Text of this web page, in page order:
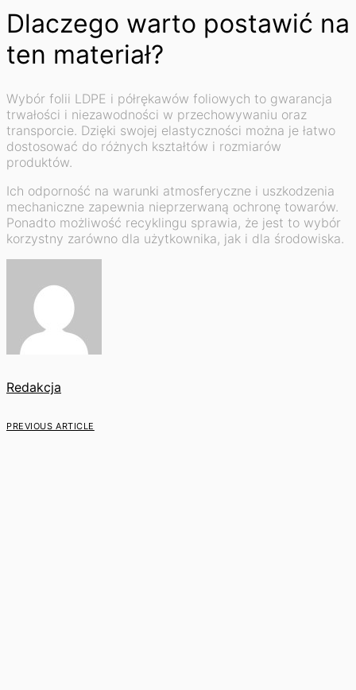
Dlaczego warto postawić na
ten materiał?
Wybór folii LDPE i półrękawów foliowych to gwarancja
trwałości i niezawodności w przechowywaniu oraz
transporcie. Dzięki swojej elastyczności można je łatwo
dostosować do różnych kształtów i rozmiarów
produktów.
Ich odporność na warunki atmosferyczne i uszkodzenia
mechaniczne zapewnia nieprzerwaną ochronę towarów.
Ponadto możliwość recyklingu sprawia, że jest to wybór
korzystny zarówno dla użytkownika, jak i dla środowiska.
Redakcja
PREVIOUS ARTICLE